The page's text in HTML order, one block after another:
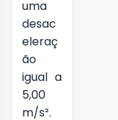
uma
desac
eleraç
ão
igual a
5,00
m/s².